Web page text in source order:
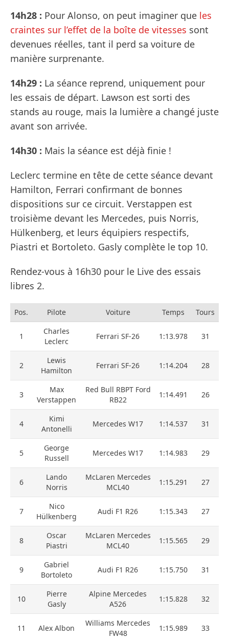
14h28 : Pour Alonso, on peut imaginer que les
craintes sur l’effet de la boîte de vitesses sont
devenues réelles, tant il perd sa voiture de
manière surprenante.
14h29 : La séance reprend, uniquement pour
les essais de départ. Lawson est sorti des
stands au rouge, mais la lumière a changé juste
avant son arrivée.
14h30 : Mais la séance est déjà finie !
Leclerc termine en tête de cette séance devant
Hamilton, Ferrari confirmant de bonnes
dispositions sur ce circuit. Verstappen est
troisième devant les Mercedes, puis Norris,
Hülkenberg, et leurs équipiers respectifs,
Piastri et Bortoleto. Gasly complète le top 10.
Rendez-vous à 16h30 pour le Live des essais
libres 2.
Pos. Pilote Voiture Temps Tours
1
Charles
Leclerc
Ferrari SF-26 1:13.978 31
2
Lewis
Hamilton
Ferrari SF-26 1:14.204 28
3
Max
Verstappen
Red Bull RBPT Ford
RB22
1:14.491 26
4
Kimi
Antonelli
Mercedes W17 1:14.537 31
5
George
Russell
Mercedes W17 1:14.983 29
6
Lando
Norris
McLaren Mercedes
MCL40
1:15.291 27
7
Nico
Hülkenberg
Audi F1 R26 1:15.343 27
8
Oscar
Piastri
McLaren Mercedes
MCL40
1:15.565 29
9
Gabriel
Bortoleto
Audi F1 R26 1:15.750 31
10
Pierre
Gasly
Alpine Mercedes
A526
1:15.828 32
11 Alex Albon
Williams Mercedes
FW48
1:15.989 33